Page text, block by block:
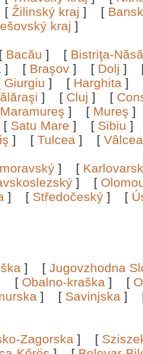
[ Žilinský kraj ] [
kraj ]
[ Bacău ] [ Bistriţa-
] [ Braşov ] [ Dolj ]
Giurgiu ] [ Harghita ]
] [ Cluj ] [
Maramureş ] [ Mureş
[ Satu Mare ] [ Sibiu
] [ Tulcea ] [
] [
] [
] [ Středočeský ] [
] [ Jugovzhodna
[ Obalno-kraška ] [
] [ Savinjska ]
Zagorska ] [